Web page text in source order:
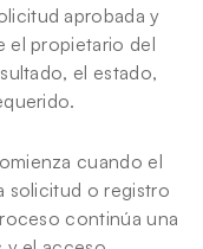
aprobada y
el propietario del
el estado,
cuando el
solicitud o registro
continúa una